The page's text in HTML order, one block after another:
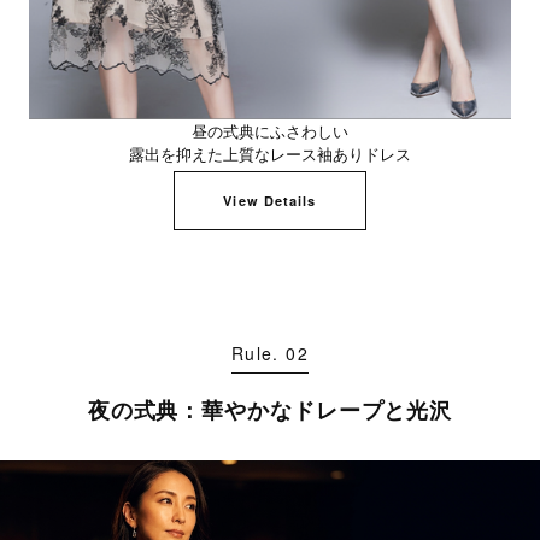
昼の式典にふさわしい
露出を抑えた上質なレース袖ありドレス
View Details
Rule. 02
夜の式典：華やかなドレープと光沢